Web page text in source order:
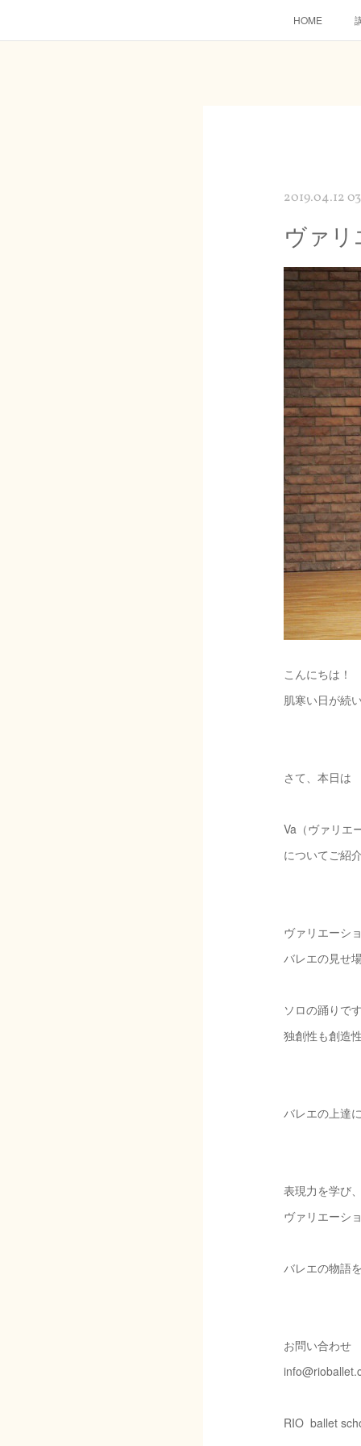
HOME
2019.04.12
ヴァ
こんにちは！
肌寒い日が続
さて、本日は
Va（ヴァリエ
についてご紹
ヴァリエーショ
バレエの見せ
ソロの踊りです
独創性も創造
バレエの上達
表現力を学び
ヴァリエーシ
バレエの物語
お問い合わせ
RIO ballet